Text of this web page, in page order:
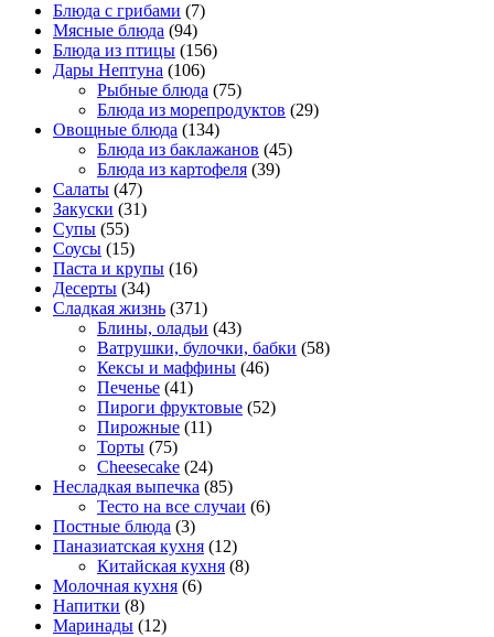
Блюда с грибами (7)
Мясные блюда (94)
Блюда из птицы (156)
Дары Нептуна (106)
Рыбные блюда (75)
Блюда из морепродуктов (29)
Овощные блюда (134)
Блюда из баклажанов (45)
Блюда из картофеля (39)
Салаты (47)
Закуски (31)
Супы (55)
Соусы (15)
Паста и крупы (16)
Десерты (34)
Сладкая жизнь (371)
Блины, оладьи (43)
Ватрушки, булочки, бабки (58)
Кексы и маффины (46)
Печенье (41)
Пироги фруктовые (52)
Пирожные (11)
Торты (75)
Cheesecake (24)
Несладкая выпечка (85)
Тесто на все случаи (6)
Постные блюда (3)
Паназиатская кухня (12)
Китайская кухня (8)
Молочная кухня (6)
Напитки (8)
Маринады (12)